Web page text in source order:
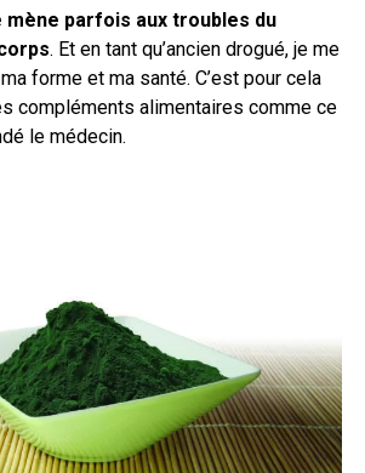
mène parfois aux troubles du
. Et en tant qu’ancien drogué, je me
forme et ma santé. C’est pour cela
compléments alimentaires comme ce
le médecin.